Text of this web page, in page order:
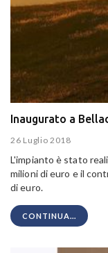
Inaugurato a
26 Luglio 2018
L'impianto è stato
milioni di euro e il
di euro.
CONTINUA...